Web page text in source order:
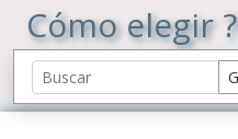
Cómo elegir ?